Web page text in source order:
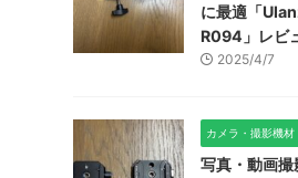
に最適「
R094」レビ
2025/4/7
カメラ・撮影機材
写真・動画